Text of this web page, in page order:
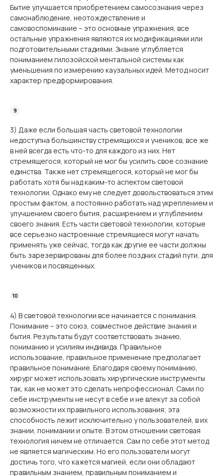
Бытие улучшается приобретением самосознания через
самонаблюдение, неотождествление и
самовоспоминание – это основные упражнения, все
остальные упражнения являются их модификациями или
подготовительными стадиями. Знание углубляется
пониманием гилозойской ментальной системы как
уменьшения по измерению каузальных идей. Метод носит
характер предформирования.
3) Даже если большая часть световой технологии
недоступна большинству стремящихся и учеников, все же
в ней всегда есть что-то для каждого из них. Нет
стремящегося, который не мог бы усилить свое сознание
единства. Также нет стремящегося, который не мог бы
работать хотя бы над каким-то аспектом световой
технологии. Однако ему не следует довольствоваться этим
простым фактом, а постоянно работать над укреплением и
улучшением своего бытия, расширением и углублением
своего знания. Есть части световой технологии, которые
все серьезно настроенные стремящиеся могут начать
применять уже сейчас, тогда как другие ее части должны
быть зарезервированы для более поздних стадий пути, для
учеников и посвященных.
4) В световой технологии все начинается с понимания.
Понимание – это союз, совместное действие знания и
бытия. Результаты будут соответствовать знанию,
пониманию и усилиям индивида. Правильное
использование, правильное применение предполагает
правильное понимание. Благодаря своему пониманию,
хирург может использовать хирургические инструменты
так, как не может это сделать непрофессионал. Сами по
себе инструменты не несут в себе и не влекут за собой
возможности их правильного использования; эта
способность лежит исключительно у пользователей, в их
знании, понимании и опыте. В этом отношении световая
технология ничем не отличается. Сам по себе этот метод
не является магическим. Но его пользователи могут
достичь того, что кажется магией, если они обладают
правильным знанием, правильным пониманием и